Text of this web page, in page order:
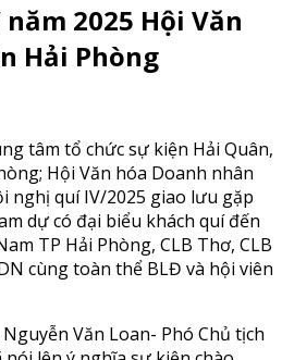
2025 Hội Văn
Hải Phòng
tâm tổ chức sự kiện Hải Quân,
Hội Văn hóa Doanh nhân
nghị quí IV/2025 giao lưu gặp
dự có đại biểu khách quí đến
TP Hải Phòng, CLB Thơ, CLB
cùng toàn thể BLĐ và hội viên
Văn Loan- Phó Chủ tịch